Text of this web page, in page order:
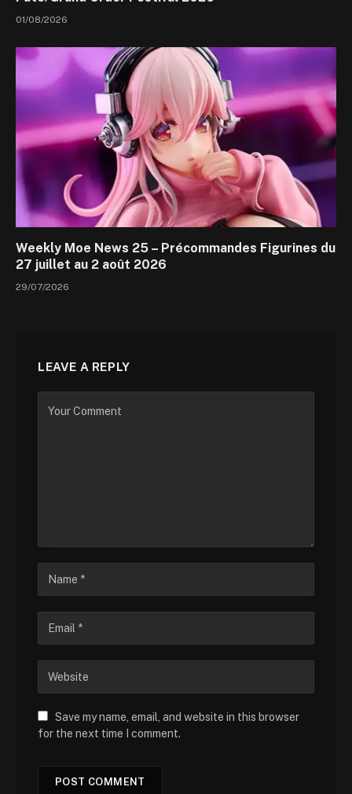
01/08/2026
Weekly Moe News 25 – Précommandes Figurines du
27 juillet au 2 août 2026
29/07/2026
LEAVE A REPLY
Save my name, email, and website in this browser
for the next time I comment.